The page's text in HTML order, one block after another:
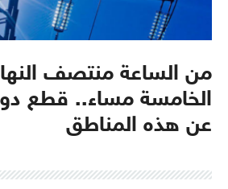
من الساعة منتصف
الخامسة مساء.. قطع
عن هذه المناطق